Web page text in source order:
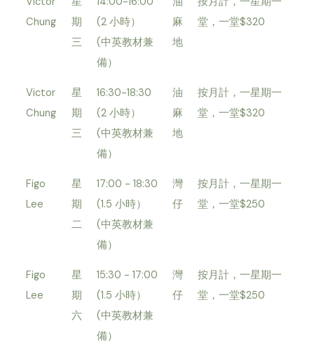
Chung
期
三
(2 小時）
(中英教材兼
備）
麻
地
堂，一堂$320
Victor
Chung
星
期
三
16:30-18:30
(2 小時）
(中英教材兼
備）
油
麻
地
按月計，一星期一
堂，一堂$320
Figo
Lee
星
期
二
17:00 - 18:30
(1.5 小時）
(中英教材兼
備）
灣
仔
按月計，一星期一
堂，一堂$250
Figo
Lee
星
期
六
15:30 - 17:00
(1.5 小時）
(中英教材兼
備）
灣
仔
按月計，一星期一
堂，一堂$250